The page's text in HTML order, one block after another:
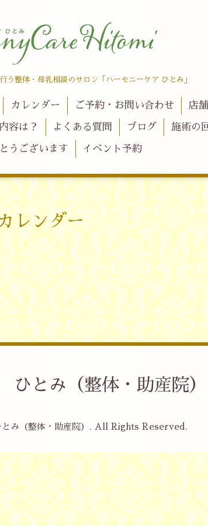
う整体・母乳相談のサロン「ハーモニーケア ひとみ」
カレンダー ご予約・お問い合わせ 店
内容は？ よくある質問 ブログ 施術の
うございます イベント予約
レンダー
とみ（整体・助産院）
み（整体・助産院） . All Rights Reserved.